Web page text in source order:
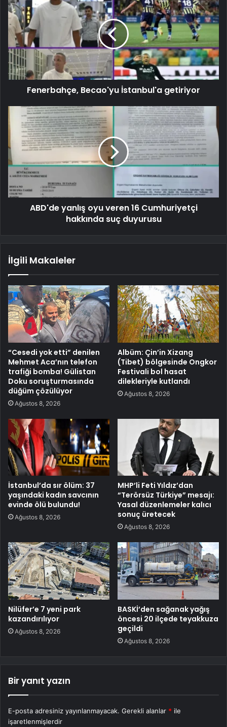
Fenerbahçe, Becao'yu İstanbul'a getiriyor
ABD'de yanlış oyu veren 16 Cumhuriyetçi
hakkında suç duyurusu
İlgili Makaleler
“Cesedi yok etti” denilen
Mehmet Aca’nın telefon
trafiği bomba! Gülistan
Doku soruşturmasında
düğüm çözülüyor
Ağustos 8, 2026
Albüm: Çin’in Xizang
(Tibet) bölgesinde Ongkor
Festivali bol hasat
dilekleriyle kutlandı
Ağustos 8, 2026
İstanbul’da sır ölüm: 37
yaşındaki kadın savcının
evinde ölü bulundu!
Ağustos 8, 2026
MHP’li Feti Yıldız’dan
“Terörsüz Türkiye” mesajı:
Yasal düzenlemeler kalıcı
sonuç üretecek
Ağustos 8, 2026
Nilüfer’e 7 yeni park
kazandırılıyor
Ağustos 8, 2026
BASKİ’den sağanak yağış
öncesi 20 ilçede teyakkuza
geçildi
Ağustos 8, 2026
Bir yanıt yazın
E-posta adresiniz yayınlanmayacak. Gerekli alanlar * ile
işaretlenmişlerdir